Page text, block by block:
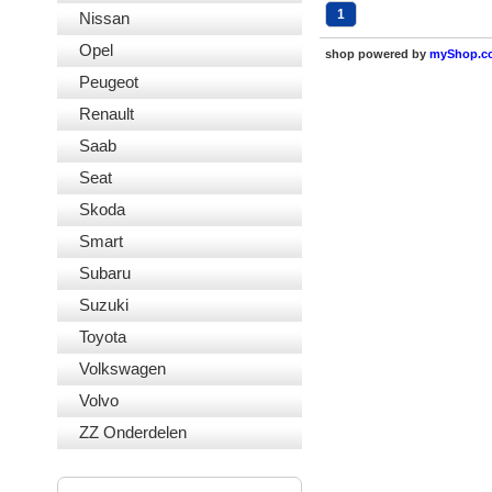
Nissan
Opel
Peugeot
Renault
Saab
Seat
Skoda
Smart
Subaru
Suzuki
Toyota
Volkswagen
Volvo
ZZ Onderdelen
1
shop powered by